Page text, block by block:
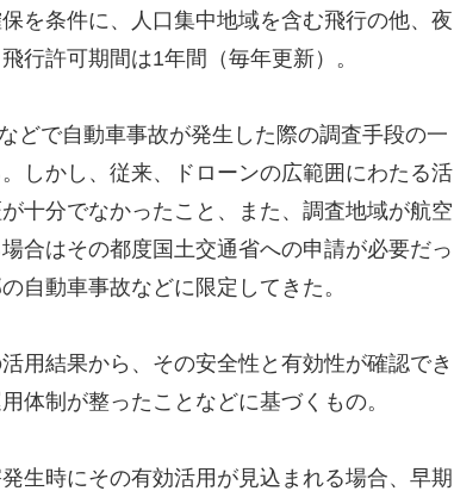
を条件に、人口集中地域を含む飛行の他、夜
行許可期間は1年間（毎年更新）。
どで自動車事故が発生した際の調査手段の一
しかし、従来、ドローンの広範囲にわたる活
十分でなかったこと、また、調査地域が航空
合はその都度国土交通省への申請が必要だっ
自動車事故などに限定してきた。
用結果から、その安全性と有効性が確認でき
体制が整ったことなどに基づくもの。
生時にその有効活用が見込まれる場合、早期